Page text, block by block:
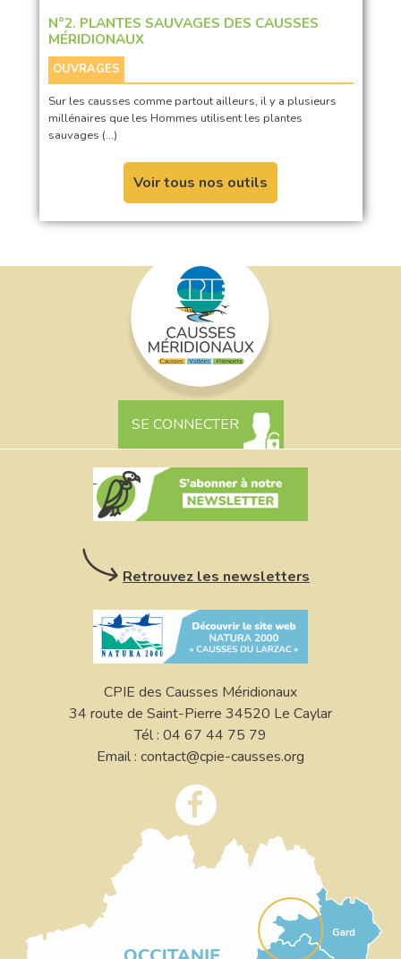
N°2. PLANTES SAUVAGES DES CAUSSES
MÉRIDIONAUX
OUVRAGES
Sur les causses comme partout ailleurs, il y a plusieurs
millénaires que les Hommes utilisent les plantes
sauvages (…)
Voir tous nos outils
SE CONNECTER
Retrouvez les newsletters
CPIE des Causses Méridionaux
34 route de Saint-Pierre 34520 Le Caylar
Tél : 04 67 44 75 79
Email : contact@cpie-causses.org